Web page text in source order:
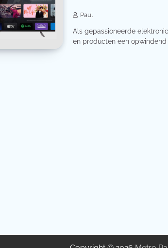
Paul
Als gepassioneerde
en producten een opwindend